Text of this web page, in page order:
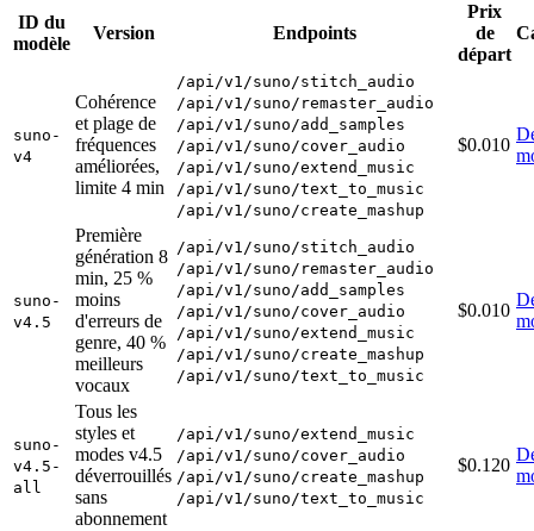
ID du
modèle
Version Endpoints
Prix
de
départ
suno-
v4
Cohérence
et plage de
fréquences
améliorées,
limite 4 min
/api/v1/suno/stitch_audio
/api/v1/suno/remaster_audio
/api/v1/suno/add_samples
/api/v1/suno/cover_audio
/api/v1/suno/extend_music
/api/v1/suno/text_to_music
/api/v1/suno/create_mashup
$0.010
suno-
v4.5
Première
génération 8
min, 25 %
moins
d'erreurs de
genre, 40 %
meilleurs
vocaux
/api/v1/suno/stitch_audio
/api/v1/suno/remaster_audio
/api/v1/suno/add_samples
/api/v1/suno/cover_audio
/api/v1/suno/extend_music
/api/v1/suno/create_mashup
/api/v1/suno/text_to_music
$0.010
suno-
v4.5-
all
Tous les
styles et
modes v4.5
déverrouillés
sans
abonnement
/api/v1/suno/extend_music
/api/v1/suno/cover_audio
/api/v1/suno/create_mashup
/api/v1/suno/text_to_music
$0.120